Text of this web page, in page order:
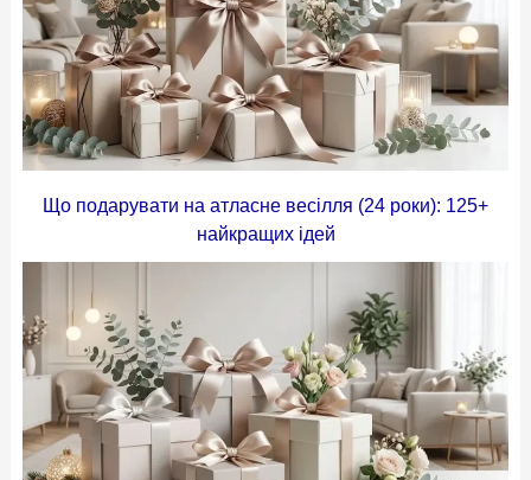
Що подарувати на атласне весілля (24 роки): 125+
найкращих ідей